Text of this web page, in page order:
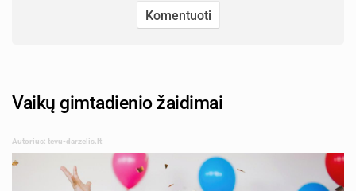
Vaikų gimtadienio žaidimai
Autorius: tevu-darzelis.lt